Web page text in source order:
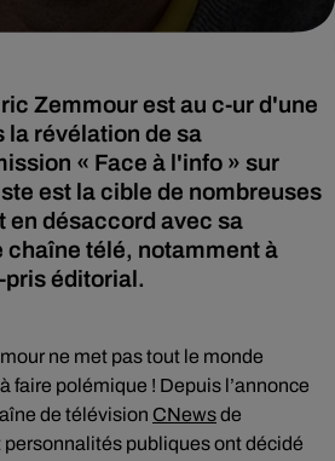
Zemmour est au c-ur d'une
la révélation de sa
« Face à l'info » sur
est la cible de nombreuses
en désaccord avec sa
chaîne télé, notamment à
pris éditorial.
ne met pas tout le monde
faire polémique ! Depuis l’annonce
de télévision CNewsde
publiques ont décidé